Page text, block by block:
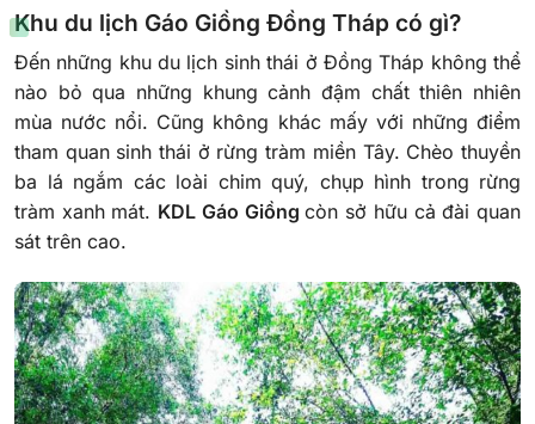
Khu du lịch Gáo Giồng Đồng Tháp có gì?
Đến những khu du lịch sinh thái ở Đồng Tháp không thể
nào bỏ qua những khung cảnh đậm chất thiên nhiên
mùa nước nổi. Cũng không khác mấy với những điểm
tham quan sinh thái ở rừng tràm miền Tây. Chèo thuyền
ba lá ngắm các loài chim quý, chụp hình trong rừng
tràm xanh mát. KDL Gáo Giồngcòn sở hữu cả đài quan
sát trên cao.